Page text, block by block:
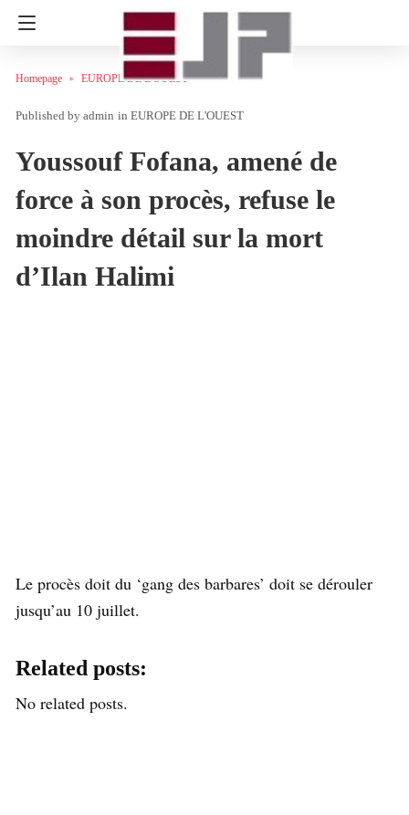
Homepage EUROPE DE L'OUEST
admin in EUROPE DE L'OUEST
Youssouf Fofana, amené de
force à son procès, refuse le
moindre détail sur la mort
d’Ilan Halimi
Le procès doit du ‘gang des barbares’ doit se dérouler
jusqu’au 10 juillet.
Related posts:
No related posts.